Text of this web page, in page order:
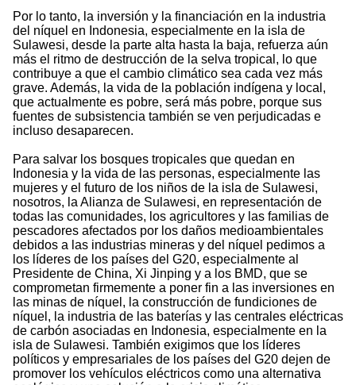
Por lo tanto, la inversión y la financiación en la industria
del níquel en Indonesia, especialmente en la isla de
Sulawesi, desde la parte alta hasta la baja, refuerza aún
más el ritmo de destrucción de la selva tropical, lo que
contribuye a que el cambio climático sea cada vez más
grave. Además, la vida de la población indígena y local,
que actualmente es pobre, será más pobre, porque sus
fuentes de subsistencia también se ven perjudicadas e
incluso desaparecen.
Para salvar los bosques tropicales que quedan en
Indonesia y la vida de las personas, especialmente las
mujeres y el futuro de los niños de la isla de Sulawesi,
nosotros, la Alianza de Sulawesi, en representación de
todas las comunidades, los agricultores y las familias de
pescadores afectados por los daños medioambientales
debidos a las industrias mineras y del níquel pedimos a
los líderes de los países del G20, especialmente al
Presidente de China, Xi Jinping y a los BMD, que se
comprometan firmemente a poner fin a las inversiones en
las minas de níquel, la construcción de fundiciones de
níquel, la industria de las baterías y las centrales eléctricas
de carbón asociadas en Indonesia, especialmente en la
isla de Sulawesi. También exigimos que los líderes
políticos y empresariales de los países del G20 dejen de
promover los vehículos eléctricos como una alternativa